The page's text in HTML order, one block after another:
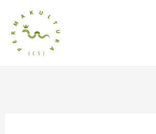
Přeskočit
obsah